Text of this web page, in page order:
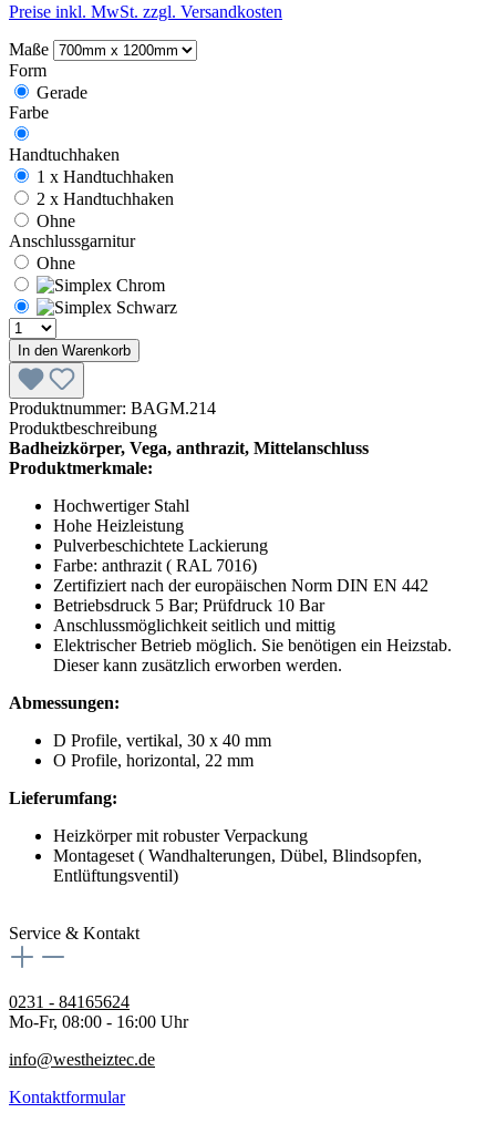
Preise inkl. MwSt. zzgl. Versandkosten
Maße
Form
Gerade
Farbe
Handtuchhaken
1 x Handtuchhaken
2 x Handtuchhaken
Ohne
Anschlussgarnitur
Ohne
In den Warenkorb
Produktnummer: BAGM.214
Produktbeschreibung
Badheizkörper, Vega, anthrazit, Mittelanschluss
Produktmerkmale:
Hochwertiger Stahl
Hohe Heizleistung
Pulverbeschichtete Lackierung
Farbe: anthrazit ( RAL 7016)
Zertifiziert nach der europäischen Norm DIN EN 442
Betriebsdruck 5 Bar; Prüfdruck 10 Bar
Anschlussmöglichkeit seitlich und mittig
Elektrischer Betrieb möglich. Sie benötigen ein Heizstab.
Dieser kann zusätzlich erworben werden.
Abmessungen:
D Profile, vertikal, 30 x 40 mm
O Profile, horizontal, 22 mm
Lieferumfang:
Heizkörper mit robuster Verpackung
Montageset ( Wandhalterungen, Dübel, Blindsopfen,
Entlüftungsventil)
Service & Kontakt
0231 - 84165624
Mo-Fr, 08:00 - 16:00 Uhr
info@westheiztec.de
Kontaktformular